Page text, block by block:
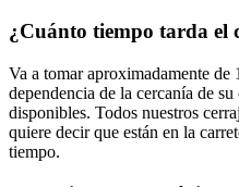
¿Cuánto tiempo tarda el
Va a tomar aproximadamente de
dependencia de la cercanía de su
disponibles. Todos nuestros
quiere decir que están en la
tiempo.